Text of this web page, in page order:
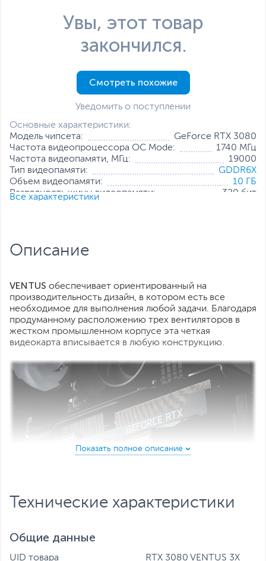
Основные характеристики:
Модель чипсета:
GeForce RTX 3080
Частота видеопроцессора OC Mode:
1740 МГц
Частота видеопамяти, МГц:
19000
Тип видеопамяти:
GDDR6X
Объем видеопамяти:
10 ГБ
Разрядность шины видеопамяти:
320 бит
Все характеристики
Увы, этот товар
закончился.
Смотреть похожие
Уведомить о поступлении
Описание
VENTUS обеспечивает ориентированный на
производительность дизайн, в котором есть все
необходимое для выполнения любой задачи. Благодаря
продуманному расположению трех вентиляторов в
жестком промышленном корпусе эта четкая
видеокарта вписывается в любую конструкцию.
Технические характеристики
Общие данные
UID товара RTX 3080 VENTUS 3X